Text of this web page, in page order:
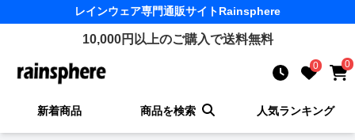
レインウェア専門通販サイトRainsphere
10,000円以上のご購入で送料無料
0 0
新着商品 商品を検索 人気ランキング